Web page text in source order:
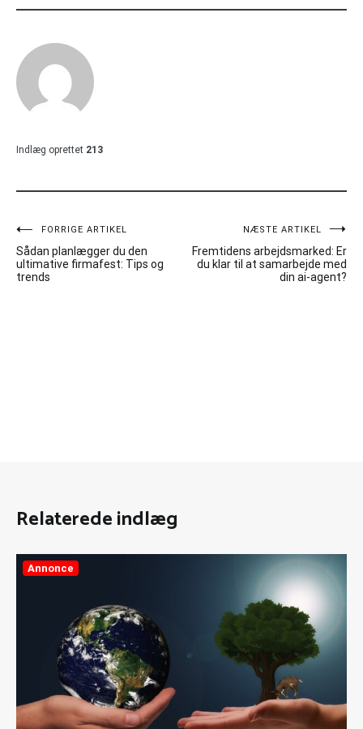
Indlæg oprettet 213
Indlægsnavigation
FORRIGE ARTIKEL
Sådan planlægger du den
ultimative firmafest: Tips og
trends
NÆSTE ARTIKEL
Fremtidens arbejdsmarked: Er
du klar til at samarbejde med
din ai-agent?
Relaterede indlæg
Annonce